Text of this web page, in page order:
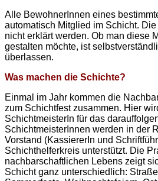
Alle BewohnerInnen eines
automatisch Mitglied im Schicht.
nicht erklärt werden. Ob man diese
gestalten möchte, ist
überlassen.
Was machen die Schichte?
Einmal im Jahr kommen die
zum Schichtfest zusammen. Hier
SchichtmeisterIn für das
SchichtmeisterInnen werden in der
Vorstand (KassiererIn und
Schichthelferkreis unterstützt. Die
nachbarschaftlichen Lebens zeigt
Schicht ganz unterschiedlich: